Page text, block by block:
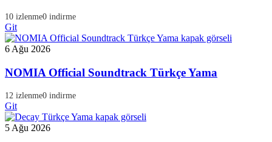
10 izlenme0 indirme
Git
6 Ağu 2026
NOMIA Official Soundtrack Türkçe Yama
12 izlenme0 indirme
Git
5 Ağu 2026